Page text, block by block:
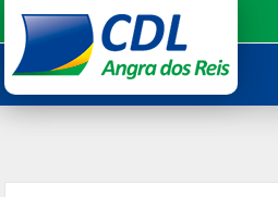
para
conteúdo